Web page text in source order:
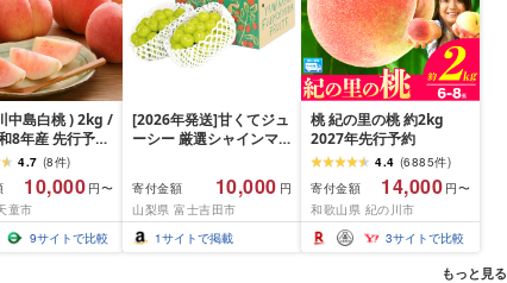
中島白桃 ) 2kg /
8年産 先行予約
形県産 桃 白桃
ルーツ 秀品 のし
ト おすそ分け
冷蔵便 送料無
送 お取り寄せ [
童市 ]
4.7 (8件)
10,000 円〜
童市
9サイトで比較
[2026年発送]甘くてジュ
ーシー 厳選シャインマ
月前半(1〜15日)から10
月下旬までの発送) フル
ーツ ぶどう 果物 山梨県
産 2026 旬 大粒 高級 ブ
寄付金額 10,000 円
山梨県 富士吉田市
1サイトで掲載
桃 紀の里の桃 約2kg
2027年先行予約
4.4 (6885件)
寄付金額
14,000 円〜
和歌山県 紀の川市
3サイトで比較
もっと見る